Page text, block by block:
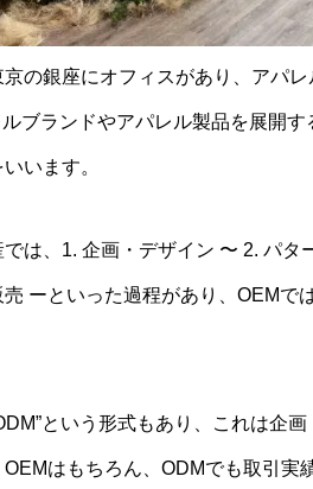
の銀座にオフィスがあり、アパレ
ルブランドやアパレル製品を展開
います。
は、1. 企画・デザイン 〜 2. パ
ーといった過程があり、OEMで
という形式もあり、これは企
はもちろん、ODMでも取引実